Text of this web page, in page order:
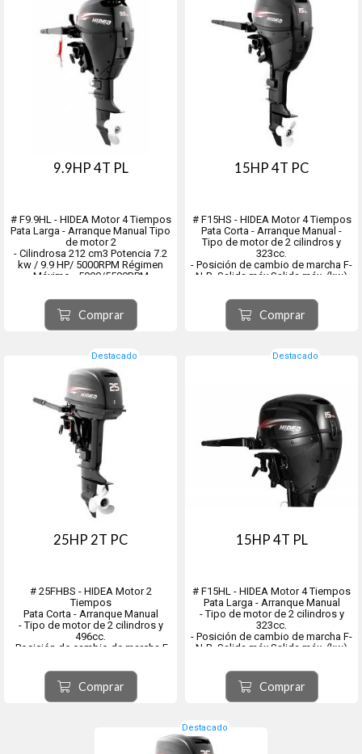
9.9HP 4T PL
# F9.9HL - HIDEA Motor 4 Tiempos
Pata Larga - Arranque Manual Tipo
de motor 2
- Cilindrosa 212 cm3 Potencia 7.2
kw / 9.9 HP/ 5000RPM Régimen
Máximo - 5000/5500RPM
- Sist. Alimentación Carburador
- Sist. Lubricación Carter Húmedo
Cap. de Depósito (litros) 0.80
- Ac...
Comprar
15HP 4T PC
# F15HS - HIDEA Motor 4 Tiempos
Pata Corta - Arranque Manual -
Tipo de motor de 2 cilindros y
323cc.
- Posición de cambio de marcha F-
N-R. Salida máx.Salida máx. (kw)
- Rango de operación de
aceleración completa (rpm) 4500-
5500
- Diámetro × carrera (mm) 59 × 59
Comprar
Destacado
25HP 2T PC
# 25FHBS - HIDEA Motor 2
Tiempos
Pata Corta - Arranque Manual
- Tipo de motor de 2 cilindros y
496cc.
- Posición de cambio de marcha F-
- Rango de operación de
aceleración completa (rpm) 4500-
5500
- Diámetro*carrera(mm) 72*61
Comprar
Destacado
15HP 4T PL
# F15HL - HIDEA Motor 4 Tiempos
Pata Larga - Arranque Manual
- Tipo de motor de 2 cilindros y
323cc.
- Posición de cambio de marcha F-
N-R. Salida máx.Salida máx. (kw)
- Rango de operación de
aceleración completa (rpm) 4500-
5500
- Diámetro × carrera (mm) 59 × 59
Comprar
Destacado